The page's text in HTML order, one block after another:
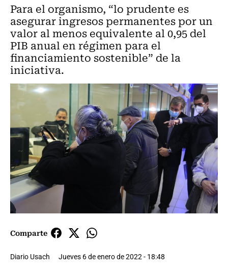
Para el organismo, “lo prudente es
asegurar ingresos permanentes por un
valor al menos equivalente al 0,95 del
PIB anual en régimen para el
financiamiento sostenible” de la
iniciativa.
Comparte
Diario Usach Jueves 6 de enero de 2022 - 18:48